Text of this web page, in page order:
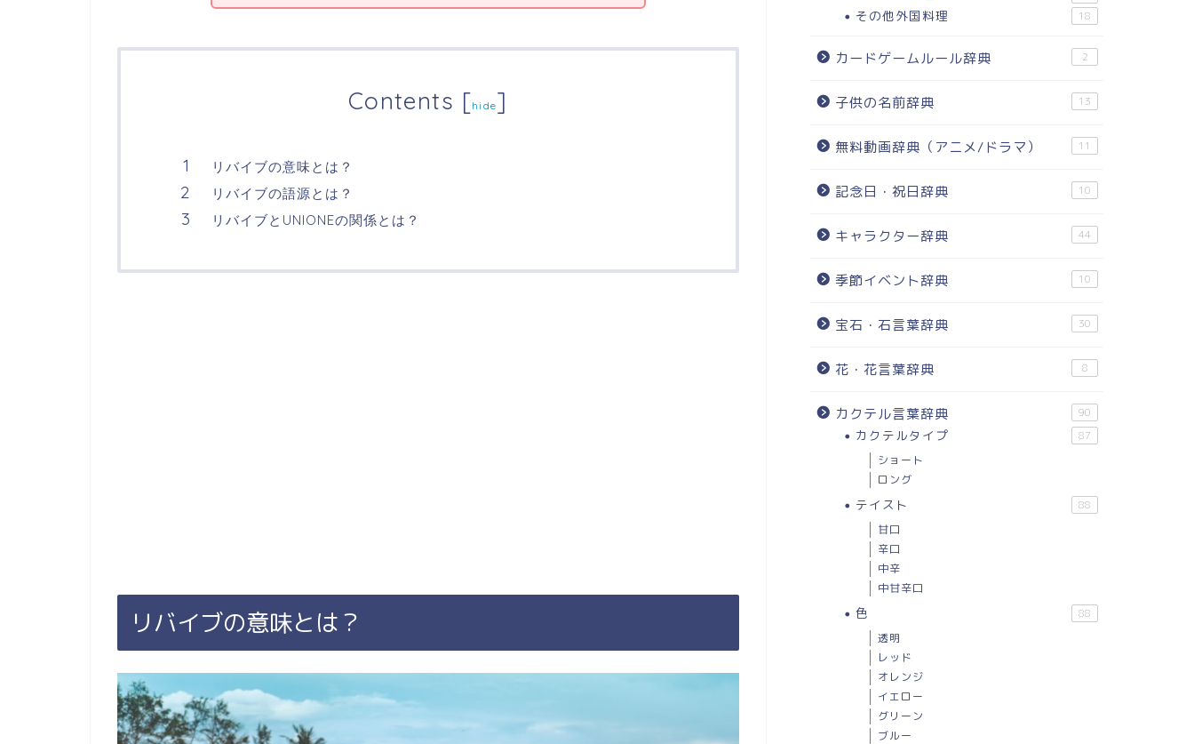
Contents [hide]
リバイブの意味とは？
リバイブの語源とは？
リバイブとUNIONEの関係とは？
リバイブの意味とは？
その他外国料理 18
カードゲームルール辞典 2
子供の名前辞典 13
無料動画辞典（アニメ/ドラマ） 11
記念日・祝日辞典 10
キャラクター辞典 44
季節イベント辞典 10
宝石・石言葉辞典 30
花・花言葉辞典 8
カクテル言葉辞典 90
カクテルタイプ 87
ショート
ロング
テイスト 88
甘口
辛口
中辛
中甘辛口
色 88
透明
レッド
オレンジ
イエロー
グリーン
ブルー